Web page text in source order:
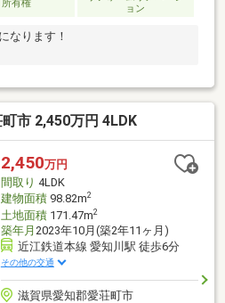
所有権
ョン
なります！
市 2,450万円 4LDK
2,450万円
間取り 4LDK
建物面積98.82m2
土地面積171.47m2
築年月 2023年10月(築2年11ヶ月)
近江鉄道本線 愛知川駅 徒歩6分
その他の交通
滋賀県愛知郡愛荘町市